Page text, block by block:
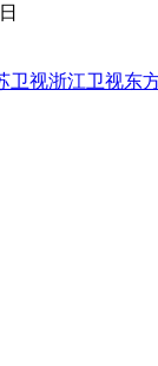
卫视浙江卫视东